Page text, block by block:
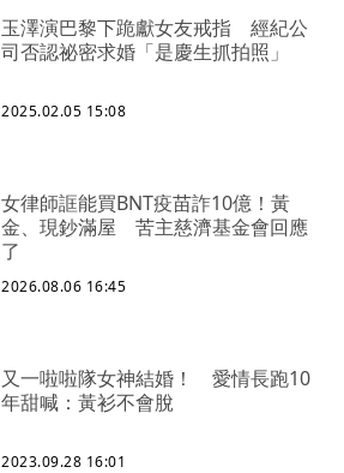
玉澤演巴黎下跪獻女友戒指 經紀公
司否認祕密求婚「是慶生抓拍照」
2025.02.05 15:08
女律師誆能買BNT疫苗詐10億！黃
金、現鈔滿屋 苦主慈濟基金會回應
了
2026.08.06 16:45
又一啦啦隊女神結婚！ 愛情長跑10
年甜喊：黃衫不會脫
2023.09.28 16:01